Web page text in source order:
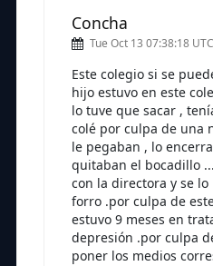
Concha
Tue Oct 13 07:38:18
Este colegio si se
hijo estuvo en este
lo tuve que sacar ,
colé por culpa de una
le pegaban , lo
quitaban el bocadillo
con la directora y se
forro .por culpa de
estuvo 9 meses en
depresión .por culpa
poner los medios